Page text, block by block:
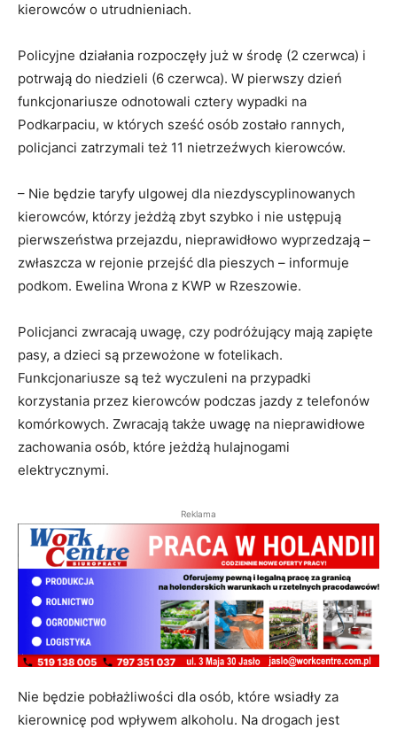
kierowców o utrudnieniach.
Policyjne działania rozpoczęły już w środę (2 czerwca) i
potrwają do niedzieli (6 czerwca). W pierwszy dzień
funkcjonariusze odnotowali cztery wypadki na
Podkarpaciu, w których sześć osób zostało rannych,
policjanci zatrzymali też 11 nietrzeźwych kierowców.
– Nie będzie taryfy ulgowej dla niezdyscyplinowanych
kierowców, którzy jeżdżą zbyt szybko i nie ustępują
pierwszeństwa przejazdu, nieprawidłowo wyprzedzają –
zwłaszcza w rejonie przejść dla pieszych – informuje
podkom. Ewelina Wrona z KWP w Rzeszowie.
Policjanci zwracają uwagę, czy podróżujący mają zapięte
pasy, a dzieci są przewożone w fotelikach.
Funkcjonariusze są też wyczuleni na przypadki
korzystania przez kierowców podczas jazdy z telefonów
komórkowych. Zwracają także uwagę na nieprawidłowe
zachowania osób, które jeżdżą hulajnogami
elektrycznymi.
Reklama
Nie będzie pobłażliwości dla osób, które wsiadły za
kierownicę pod wpływem alkoholu. Na drogach jest